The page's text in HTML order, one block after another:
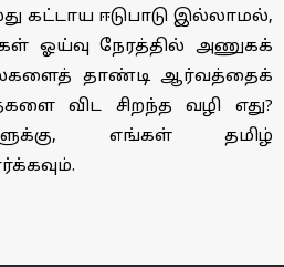
கட்டாய ஈடுபாடு இல்லாமல்,
ஓய்வு நேரத்தில் அணுகக்
தாண்டி ஆர்வத்தைக்
விட சிறந்த வழி எது?
, எங்கள்
தமிழ்
.